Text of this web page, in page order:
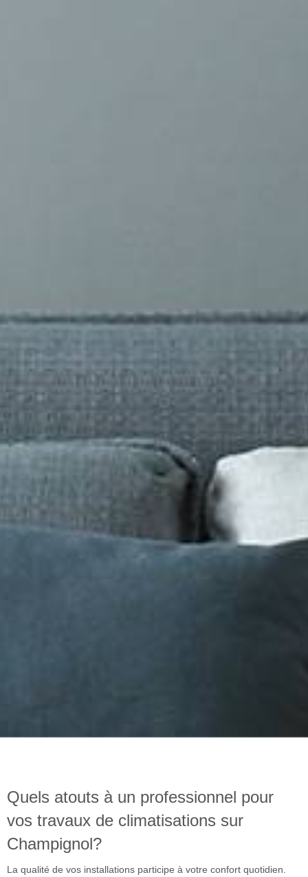
Quels atouts à un professionnel pour
vos travaux de climatisations sur
Champignol?
La qualité de vos installations participe à votre confort quotidien.